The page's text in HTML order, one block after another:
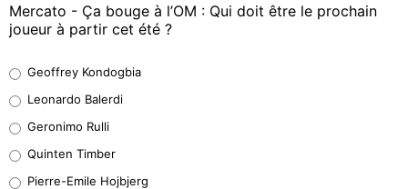
Mercato - Ça bouge à l’OM : Qui doit être le prochain
joueur à partir cet été ?
38%
32%
Geoffrey Kondogbia
Leonardo Balerdi
Geronimo Rulli
Quinten Timber
Pierre-Emile Hojbjerg